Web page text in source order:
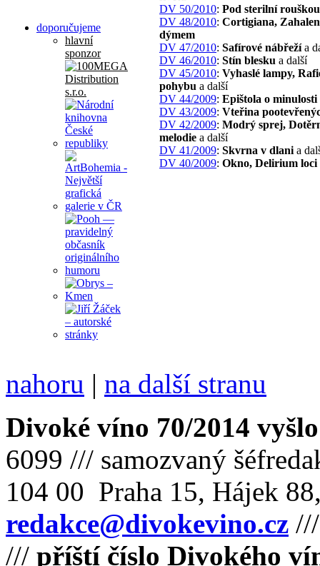
doporučujeme
hlavní
sponzor
DV 50/2010: Pod sterilní rouškou
DV 48/2010: Cortigiana,
dýmem
DV 47/2010: Safírové nábřežía
DV 46/2010: Stín blesku a další
DV 45/2010: Vyhaslé lampy,
pohybu a další
DV 44/2009: Epištola o minulosti
DV 43/2009: Vteřina
DV 42/2009: Modrý sprej,
melodie a další
DV 41/2009: Skvrna v dlani a
DV 40/2009: Okno, Delirium loci
nahoru | na další stranu
Divoké víno 70/2014
6099 /// samozvaný
104 00 Praha 15, Hájek
redakce@divokevino.cz
/// příští číslo Divokého